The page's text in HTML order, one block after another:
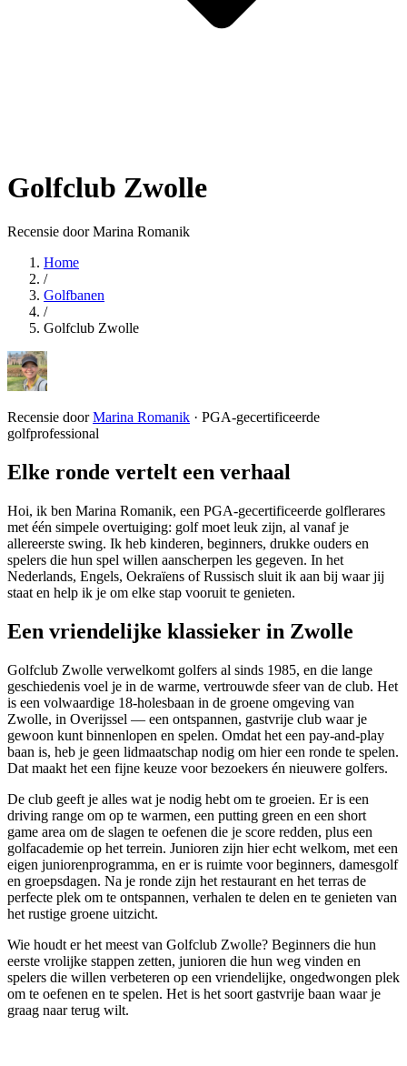
Golfclub Zwolle
Recensie door Marina Romanik
Home
/
Golfbanen
/
Golfclub Zwolle
Recensie doorMarina Romanik · PGA-gecertificeerde
golfprofessional
Elke ronde vertelt een verhaal
Hoi, ik ben Marina Romanik, een PGA-gecertificeerde golflerares
met één simpele overtuiging: golf moet leuk zijn, al vanaf je
allereerste swing. Ik heb kinderen, beginners, drukke ouders en
spelers die hun spel willen aanscherpen les gegeven. In het
Nederlands, Engels, Oekraïens of Russisch sluit ik aan bij waar jij
staat en help ik je om elke stap vooruit te genieten.
Een vriendelijke klassieker in Zwolle
Golfclub Zwolle verwelkomt golfers al sinds 1985, en die lange
geschiedenis voel je in de warme, vertrouwde sfeer van de club. Het
is een volwaardige 18-holesbaan in de groene omgeving van
Zwolle, in Overijssel — een ontspannen, gastvrije club waar je
gewoon kunt binnenlopen en spelen. Omdat het een pay-and-play
baan is, heb je geen lidmaatschap nodig om hier een ronde te spelen.
Dat maakt het een fijne keuze voor bezoekers én nieuwere golfers.
De club geeft je alles wat je nodig hebt om te groeien. Er is een
driving range om op te warmen, een putting green en een short
game area om de slagen te oefenen die je score redden, plus een
golfacademie op het terrein. Junioren zijn hier echt welkom, met een
eigen juniorenprogramma, en er is ruimte voor beginners, damesgolf
en groepsdagen. Na je ronde zijn het restaurant en het terras de
perfecte plek om te ontspannen, verhalen te delen en te genieten van
het rustige groene uitzicht.
Wie houdt er het meest van Golfclub Zwolle? Beginners die hun
eerste vrolijke stappen zetten, junioren die hun weg vinden en
spelers die willen verbeteren op een vriendelijke, ongedwongen plek
om te oefenen en te spelen. Het is het soort gastvrije baan waar je
graag naar terug wilt.